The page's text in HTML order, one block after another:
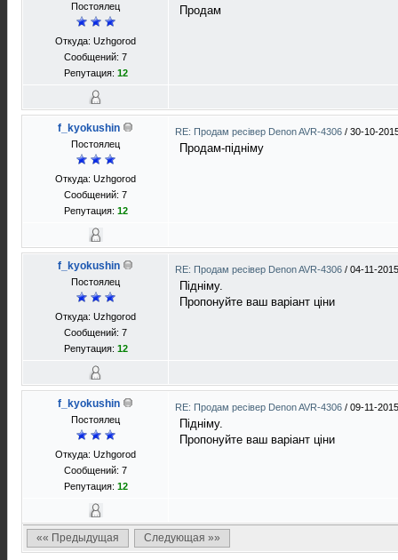
Постоялец
Откуда: Uzhgorod
Сообщений: 7
Репутация: 12
Продам
f_kyokushin
Постоялец
Откуда: Uzhgorod
Сообщений: 7
Репутация: 12
RE: Продам ресівер Denon AVR-4306 / 30-10-
Продам-підніму
f_kyokushin
Постоялец
Откуда: Uzhgorod
Сообщений: 7
Репутация: 12
RE: Продам ресівер Denon AVR-4306 / 04-11-
Підніму.
Пропонуйте ваш варіант ціни
f_kyokushin
Постоялец
Откуда: Uzhgorod
Сообщений: 7
Репутация: 12
RE: Продам ресівер Denon AVR-4306 / 09-11-
Підніму.
Пропонуйте ваш варіант ціни
«« Предыдущая Следующая »»